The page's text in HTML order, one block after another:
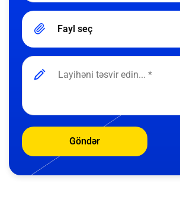
Fayl seç
Göndər